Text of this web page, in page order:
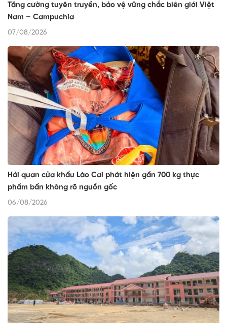
Tăng cường tuyên truyền, bảo vệ vững chắc biên giới Việt
Nam – Campuchia
07/08/2026
Hải quan cửa khẩu Lào Cai phát hiện gần 700 kg thực
phẩm bẩn không rõ nguồn gốc
06/08/2026